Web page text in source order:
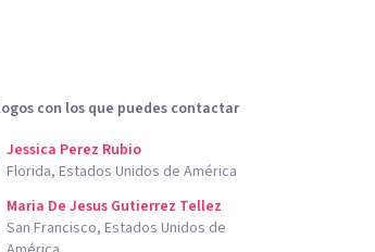
con los que puedes contactar
Jessica Perez Rubio
Florida, Estados Unidos de América
Maria De Jesus Gutierrez Tellez
San Francisco, Estados Unidos de